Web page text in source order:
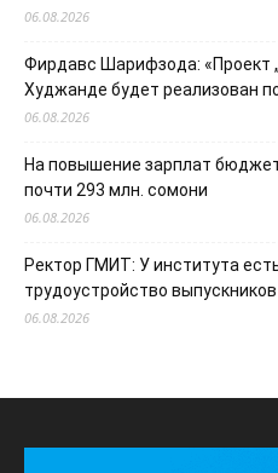
06.08.2026
Фирдавс Шарифзода: «Проект
Худжанде будет реализован
06.08.2026
На повышение зарплат
почти 293 млн. сомони
06.08.2026
Ректор ГМИТ: У института
трудоустройство выпускников
06.08.2026